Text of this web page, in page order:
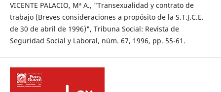
VICENTE PALACIO, Mª A., "Transexualidad y contrato de
trabajo (Breves consideraciones a propósito de la S.T.J.C.E.
de 30 de abril de 1996)", Tribuna Social: Revista de
Seguridad Social y Laboral, núm. 67, 1996, pp. 55-61.